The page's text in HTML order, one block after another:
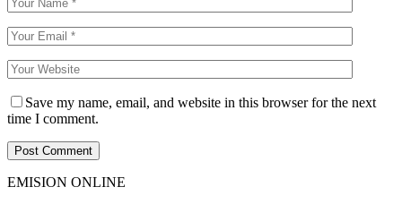
Save my name, email, and website in this browser for the next
time I comment.
EMISION ONLINE